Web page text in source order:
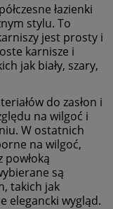
łazienki
stylu. To
jest prosty i
karnisze i
jak biały, szary,
do zasłon i
na wilgoć i
W ostatnich
na wilgoć,
są
takich jak
elegancki wygląd.